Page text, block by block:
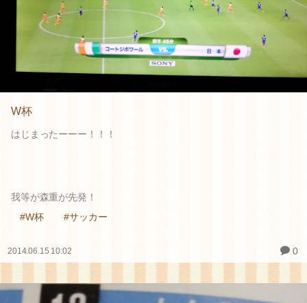
W杯
はじまったーーー！！！
我等が森重が先発！
#W杯
#サッカー
2014.06.15 10:02 0